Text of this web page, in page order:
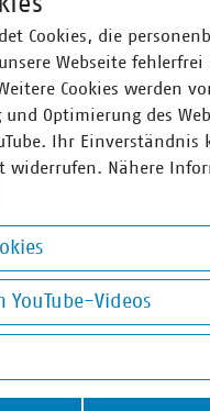
Cookies, die
Webseite
Cookies werden
Optimierung des
Ihr
widerrufen. Nähere
YouTube-Videos
Videos